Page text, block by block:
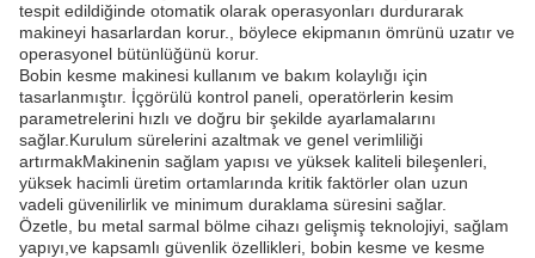
tespit edildiğinde otomatik olarak operasyonları durdurarak
makineyi hasarlardan korur., böylece ekipmanın ömrünü uzatır ve
operasyonel bütünlüğünü korur.
Bobin kesme makinesi kullanım ve bakım kolaylığı için
tasarlanmıştır. İçgörülü kontrol paneli, operatörlerin kesim
parametrelerini hızlı ve doğru bir şekilde ayarlamalarını
sağlar.Kurulum sürelerini azaltmak ve genel verimliliği
artırmakMakinenin sağlam yapısı ve yüksek kaliteli bileşenleri,
yüksek hacimli üretim ortamlarında kritik faktörler olan uzun
vadeli güvenilirlik ve minimum duraklama süresini sağlar.
Özetle, bu metal sarmal bölme cihazı gelişmiş teknolojiyi, sağlam
yapıyı,ve kapsamlı güvenlik özellikleri, bobin kesme ve kesme